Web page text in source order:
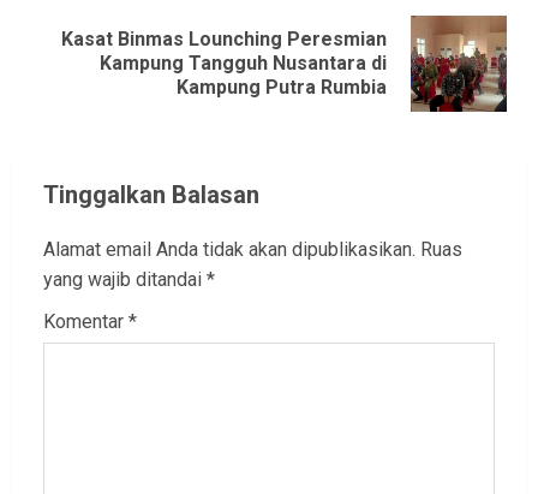
Kasat Binmas Lounching Peresmian
Kampung Tangguh Nusantara di
Kampung Putra Rumbia
Tinggalkan Balasan
Alamat email Anda tidak akan dipublikasikan. Ruas
yang wajib ditandai *
Komentar *